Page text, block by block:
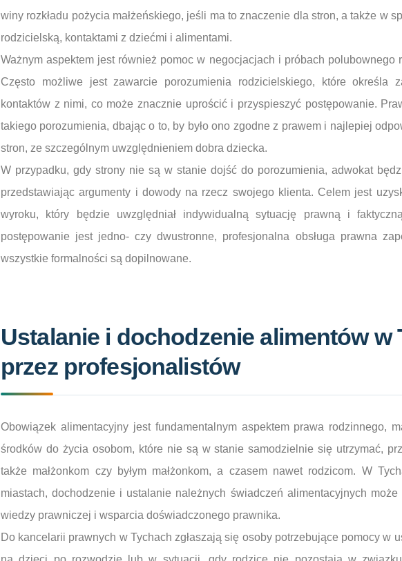
winy rozkładu pożycia małżeńskiego, jeśli ma to znaczenie dla stron, a także w
rodzicielską, kontaktami z dziećmi i alimentami.
Ważnym aspektem jest również pomoc w negocjacjach i próbach polubownego
Często możliwe jest zawarcie porozumienia rodzicielskiego, które określa
kontaktów z nimi, co może znacznie uprościć i przyspieszyć postępowanie.
takiego porozumienia, dbając o to, by było ono zgodne z prawem i najlepiej
stron, ze szczególnym uwzględnieniem dobra dziecka.
W przypadku, gdy strony nie są w stanie dojść do porozumienia, adwokat
przedstawiając argumenty i dowody na rzecz swojego klienta. Celem jest
wyroku, który będzie uwzględniał indywidualną sytuację prawną i
postępowanie jest jedno- czy dwustronne, profesjonalna obsługa prawna
wszystkie formalności są dopilnowane.
Ustalanie i dochodzenie alimentów w
przez profesjonalistów
Obowiązek alimentacyjny jest fundamentalnym aspektem prawa rodzinnego,
środków do życia osobom, które nie są w stanie samodzielnie się utrzymać,
także małżonkom czy byłym małżonkom, a czasem nawet rodzicom. W
miastach, dochodzenie i ustalanie należnych świadczeń alimentacyjnych
wiedzy prawniczej i wsparcia doświadczonego prawnika.
Do kancelarii prawnych w Tychach zgłaszają się osoby potrzebujące pomocy w